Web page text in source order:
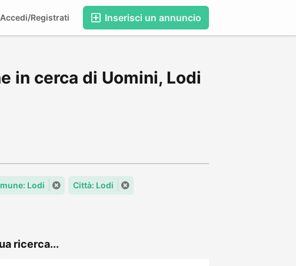
Inserisci un annuncio
Accedi/Registrati
in cerca di Uomini, Lodi
Lodi Città: Lodi
ricerca...